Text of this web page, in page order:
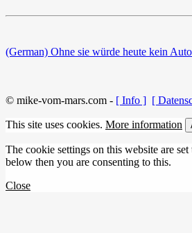
(German) Ohne sie würde heute kein
© mike-vom-mars.com - [ Info ] [
This site uses cookies. More information
The cookie settings on this website are
below then you are consenting to this.
Close